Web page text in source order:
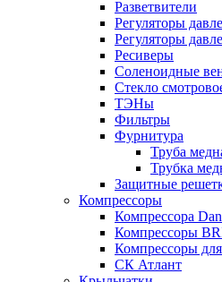
Разветвители
Регуляторы
Регуляторы
Ресиверы
Соленоидные
Стекло
ТЭНы
Фильтры
Фурнитура
Труба
Трубка
Защитные
Компрессоры
Компрессора
Компрессоры
Компрессоры
СК Атлант